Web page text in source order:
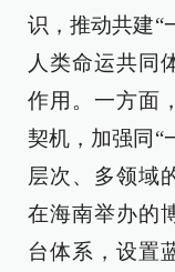
识，推动共建“
人类命运共同
作用。一方面
契机，加强同“
层次、多领域
在海南举办的
台体系，设置